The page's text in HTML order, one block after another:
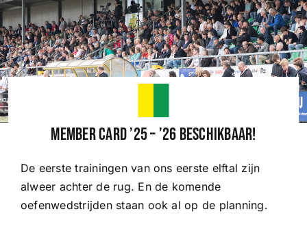
Nieuws
Teams
Wedstrijden
Trainingsschema
Member Card ’25 – ’26 beschikbaar!
De eerste trainingen van ons eerste elftal zijn
alweer achter de rug. En de komende
oefenwedstrijden staan ook al op de planning.